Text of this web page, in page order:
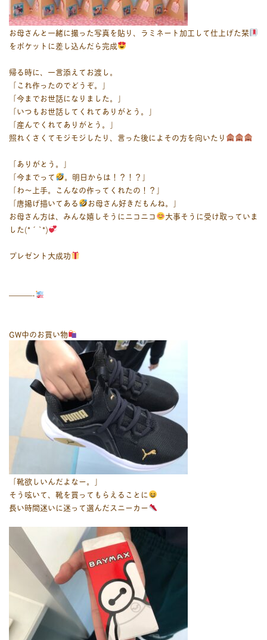
お母さんと一緒に撮った写真を貼り、ラミネート加工して仕上げた栞
をポケットに差し込んだら完成
帰る時に、一言添えてお渡し。
「これ作ったのでどうぞ。」
「今までお世話になりました。」
「いつもお世話してくれてありがとう。」
「産んでくれてありがとう。」
照れくさくてモジモジしたり、言った後によその方を向いたり
「ありがとう。」
「今までって
。明日からは！？！？」
「わ〜上手。こんなの作ってくれたの！？」
「唐揚げ描いてある
お母さん好きだもんね。」
お母さん方は、みんな嬉しそうにニコニコ
大事そうに受け取っていま
した(*´`*)
プレゼント大成功
———-
GW中のお買い物
「靴欲しいんだよなー。」
そう呟いて、靴を買ってもらえることに
長い時間迷いに迷って選んだスニーカー